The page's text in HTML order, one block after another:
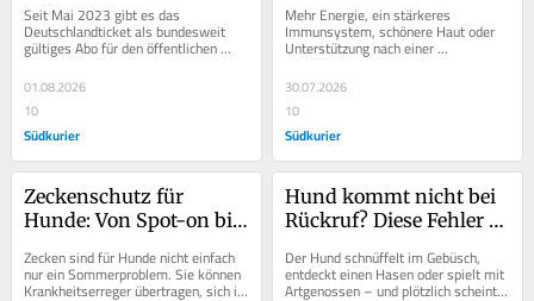
gibt es Ermäßigungen?
Seit Mai 2023 gibt es das
Deutschlandticket als bundesweit
gültiges Abo für den öffentlichen
Nah- und Regionalverkehr. Nach der
Einführung wurde...
01.08.2026
10
Südkurier
Infusionen?
Mehr Energie, ein stärkeres
Immunsystem, schönere Haut oder
Unterstützung nach einer
durchfeierten Nacht: Sogenannte
Drip-Spas versprechen...
30.07.2026
10
Südkurier
Zeckenschutz für
Hunde: Von Spot-on bis
wirken wirklich?
Zecken sind für Hunde nicht einfach
nur ein Sommerproblem. Sie können
Krankheitserreger übertragen, sich in
Hund kommt nicht bei
Rückruf? Diese Fehler
so klappt das Training
Der Hund schnüffelt im Gebüsch,
entdeckt einen Hasen oder spielt mit
Artgenossen – und plötzlich scheint